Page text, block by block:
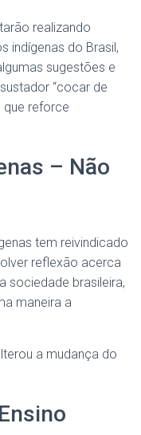
realizando
indígenas do Brasil,
sugestões e
“cocar de
que reforce
– Não
tem reivindicado
reflexão acerca
sociedade brasileira,
maneira a
a mudança do